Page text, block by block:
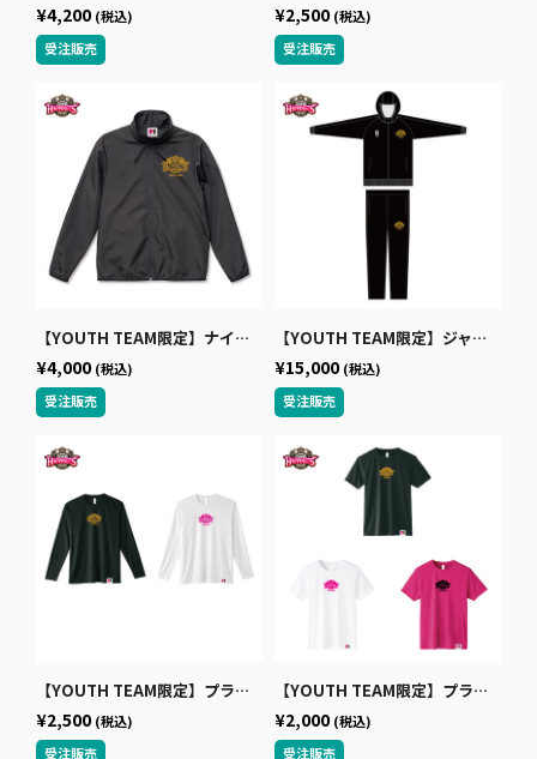
¥4,200 (税込) ¥2,500 (税込)
【YOUTH TEAM限定】ナイロンジャケット
¥4,000 (税込)
【YOUTH TEAM限定】ジャージセット
¥15,000 (税込)
【YOUTH TEAM限定】プラクティスロングTシャツ
¥2,500 (税込)
【YOUTH TEAM限定】プラクティスTシャツ
¥2,000 (税込)